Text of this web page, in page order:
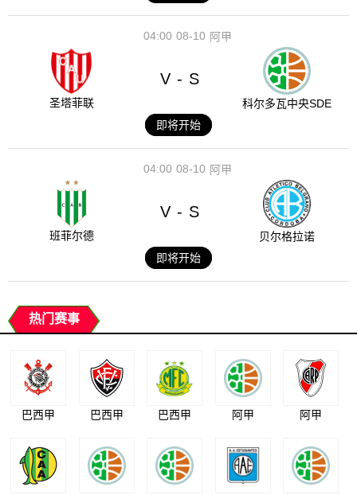
08-10
04:00 阿甲
圣塔菲联
V - S
科尔多瓦中央SDE
即将开始
08-10
04:00 阿甲
班菲尔德
V - S
贝尔格拉诺
即将开始
热门赛事
巴西甲 巴西甲 巴西甲 阿甲 阿甲